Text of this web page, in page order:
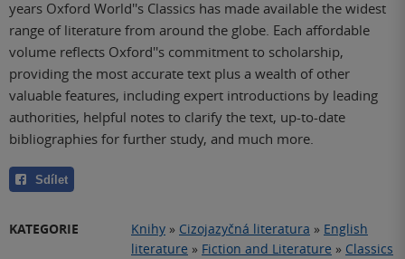
years Oxford World''s Classics has made available the widest
range of literature from around the globe. Each affordable
volume reflects Oxford''s commitment to scholarship,
providing the most accurate text plus a wealth of other
valuable features, including expert introductions by leading
authorities, helpful notes to clarify the text, up-to-date
bibliographies for further study, and much more.
Sdílet
KATEGORIE Knihy » Cizojazyčná literatura » English
literature » Fiction and Literature » Classics